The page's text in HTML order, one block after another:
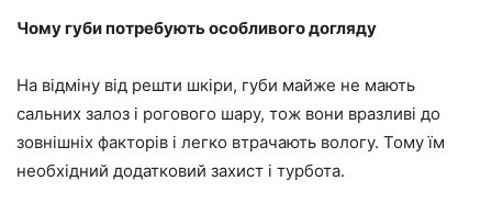
Чому губи потребують особливого догляду
На відміну від решти шкіри, губи майже не мають
сальних залоз і рогового шару, тож вони вразливі до
зовнішніх факторів і легко втрачають вологу. Тому їм
необхідний додатковий захист і турбота.